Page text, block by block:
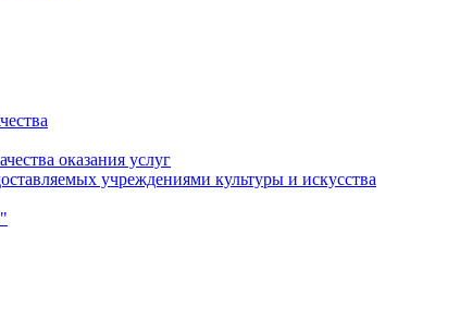
оказания услуг
учреждениями культуры и искусства